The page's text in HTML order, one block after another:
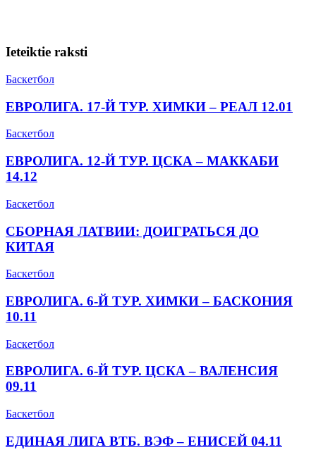
Ieteiktie raksti
Баскетбол
ЕВРОЛИГА. 17-Й ТУР. ХИМКИ – РЕАЛ 12.01
Баскетбол
ЕВРОЛИГА. 12-Й ТУР. ЦСКА – МАККАБИ
14.12
Баскетбол
СБОРНАЯ ЛАТВИИ: ДОИГРАТЬСЯ ДО
КИТАЯ
Баскетбол
ЕВРОЛИГА. 6-Й ТУР. ХИМКИ – БАСКОНИЯ
10.11
Баскетбол
ЕВРОЛИГА. 6-Й ТУР. ЦСКА – ВАЛЕНСИЯ
09.11
Баскетбол
ЕДИНАЯ ЛИГА ВТБ. ВЭФ – ЕНИСЕЙ 04.11